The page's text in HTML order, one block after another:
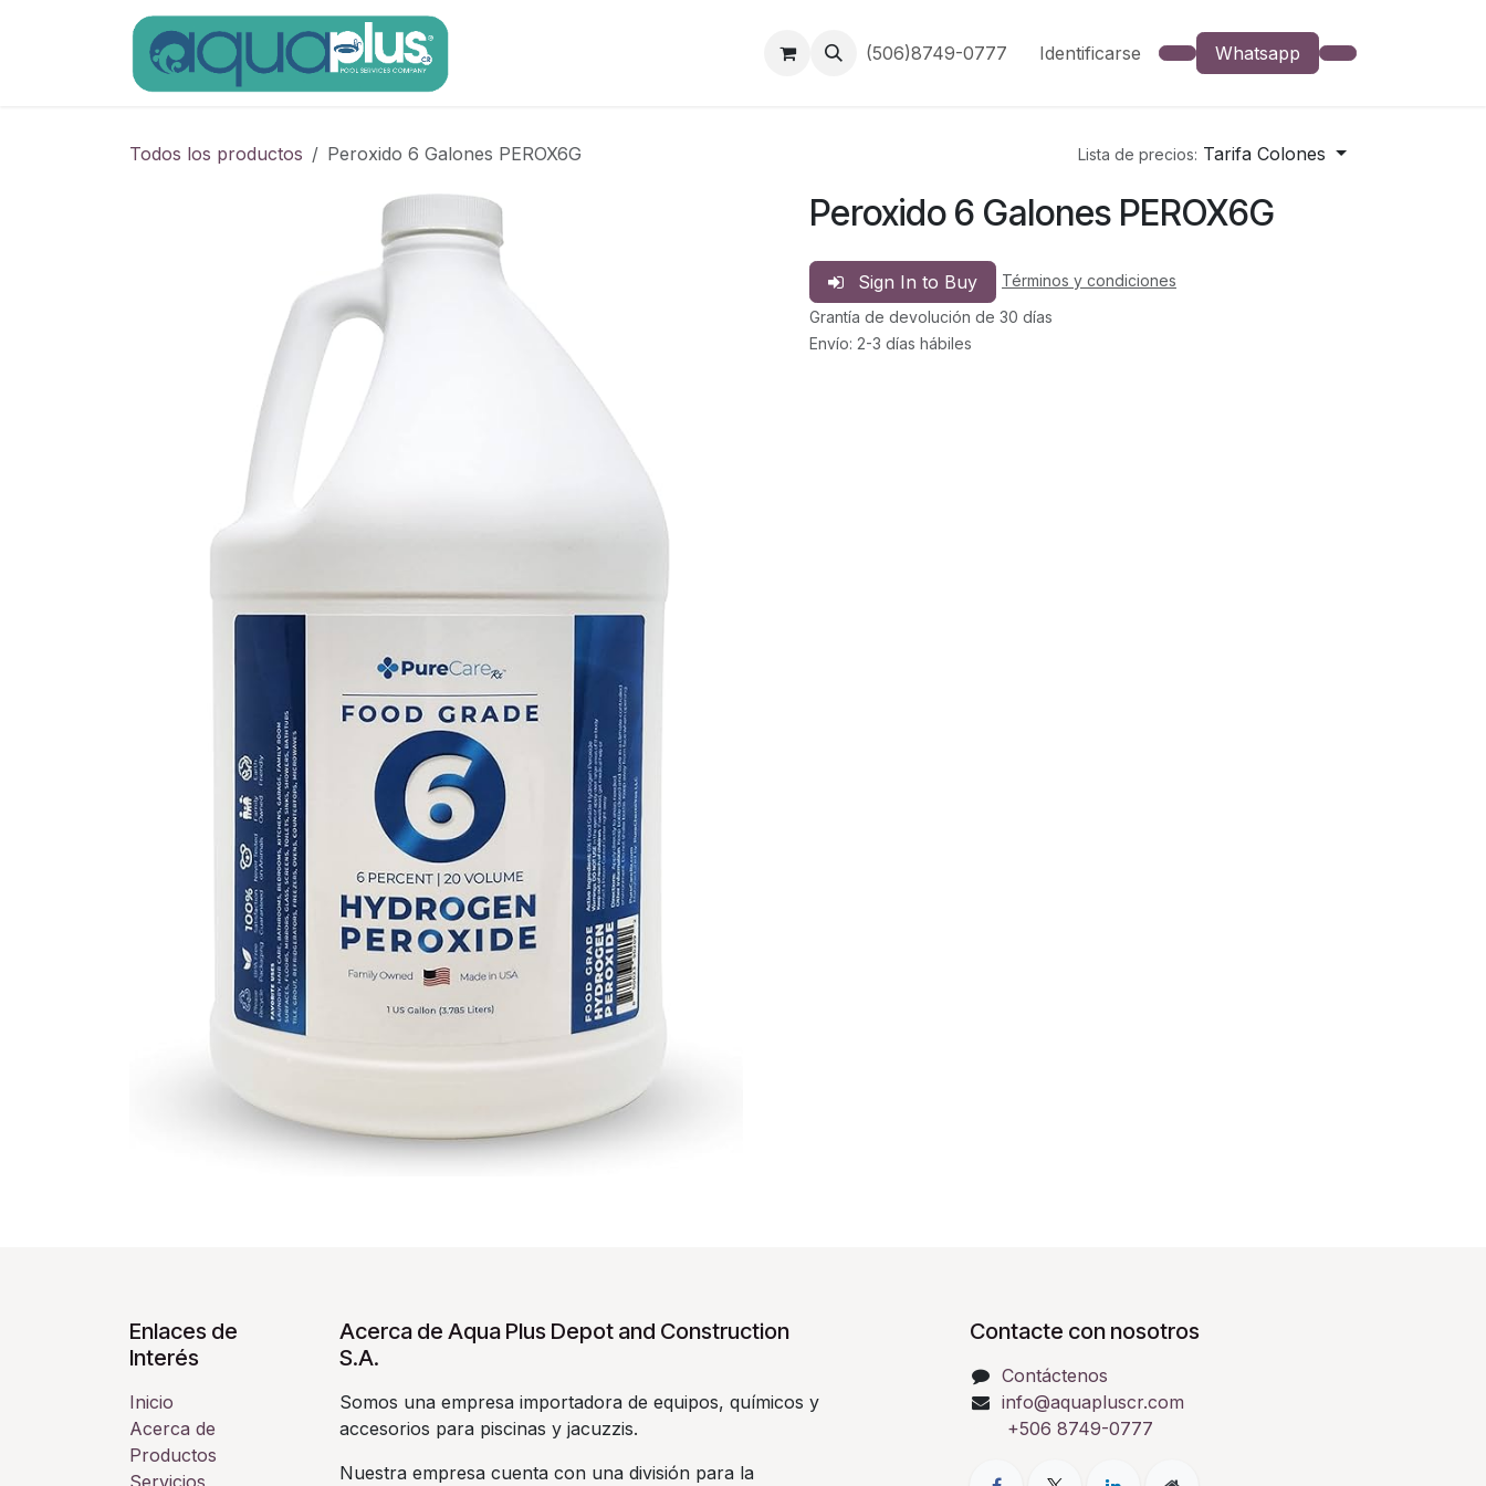
(506)8749-0777 Identificarse Whatsapp
Todos los productos Peroxido 6 Galones PEROX6G Lista de precios: Tarifa Colones
Peroxido 6 Galones PEROX6G
Sign In to Buy
Términos y condiciones
Grantía de devolución de 30 días
Envío: 2-3 días hábiles
Enlaces de
Interés
Inicio
Acerca de
Productos
Servicios
Acerca de Aqua Plus Depot and Construction
S.A.
Somos una empresa importadora de equipos, químicos y
accesorios para piscinas y jacuzzis.
Nuestra empresa cuenta con una división para la
Contacte con nosotros
Contáctenos
info@aquapluscr.com
+506 8749-0777